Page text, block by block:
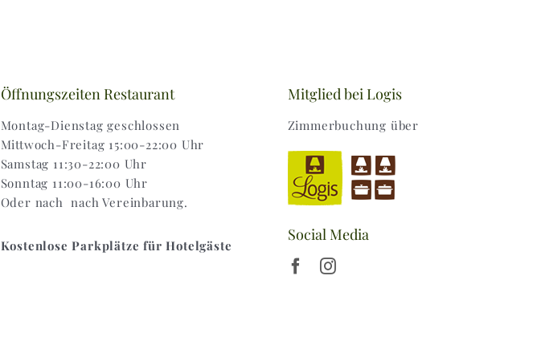
Öffnungszeiten Restaurant
Montag-Dienstag geschlossen
Mittwoch-Freitag 15:00-22:00 Uhr
Samstag 11:30-22:00 Uhr
Sonntag 11:00-16:00 Uhr
Oder nach nach Vereinbarung.
Kostenlose Parkplätze für Hotelgäste
Mitglied bei Logis
Zimmerbuchung über
Social Media